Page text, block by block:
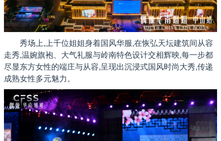
秀场上,上千位姐姐身着国风华服,在恢弘天坛建筑间从容
走秀,温婉旗袍、大气礼服与岭南特色设计交相辉映,每一步都
尽显东方女性的端庄与从容,呈现出沉浸式国风时尚大秀,传递
成熟女性多元魅力。